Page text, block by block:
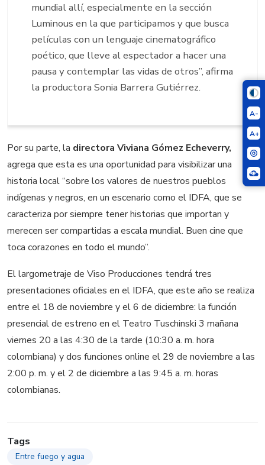
A-
A+
mundial allí, especialmente en la sección
Luminous en la que participamos y que busca
películas con un lenguaje cinematográfico
poético, que lleve al espectador a hacer una
pausa y contemplar las vidas de otros”, afirma
la productora Sonia Barrera Gutiérrez.
Por su parte, la directora Viviana Gómez Echeverry,
agrega que esta es una oportunidad para visibilizar una
historia local “sobre los valores de nuestros pueblos
indígenas y negros, en un escenario como el IDFA, que se
caracteriza por siempre tener historias que importan y
merecen ser compartidas a escala mundial. Buen cine que
toca corazones en todo el mundo”.
El largometraje de Viso Producciones tendrá tres
presentaciones oficiales en el IDFA, que este año se realiza
entre el 18 de noviembre y el 6 de diciembre: la función
presencial de estreno en el Teatro Tuschinski 3 mañana
viernes 20 a las 4:30 de la tarde (10:30 a. m. hora
colombiana) y dos funciones online el 29 de noviembre a las
2:00 p. m. y el 2 de diciembre a las 9:45 a. m. horas
colombianas.
Tags
Entre fuego y agua